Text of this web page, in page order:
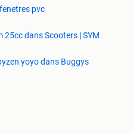
kiep
kiep
kiep
kiep
pvc
25cc dans Scooters | SYM
yoyo dans Buggys